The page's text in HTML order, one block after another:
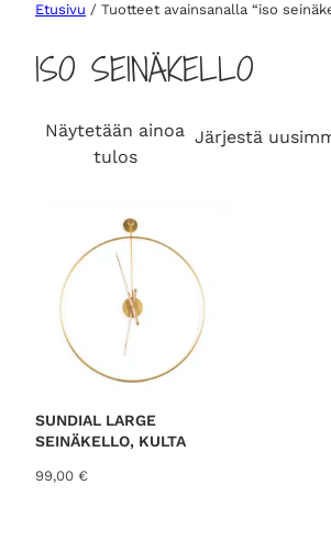
Etusivu / Tuotteet avainsanalla “iso
ISO SEINÄKELLO
Näytetään ainoa
tulos
SUNDIAL LARGE
SEINÄKELLO, KULTA
99,00 €